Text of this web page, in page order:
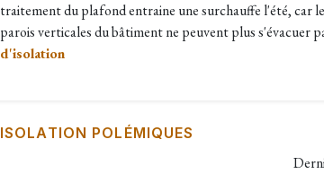
traitement du plafond entraine une surchauffe l'été, car
parois verticales du bâtiment ne peuvent plus s'évacuer
d'isolation
ISOLATION POLÉMIQUES